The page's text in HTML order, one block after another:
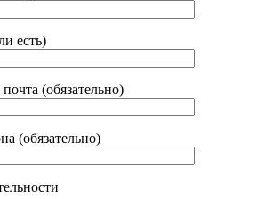
есть)
(обязательно)
(обязательно)